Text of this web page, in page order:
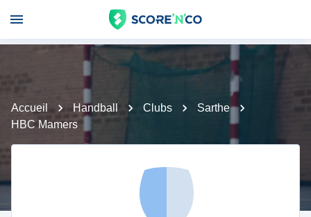
Accueil Handball Clubs
Sarthe
HBC Mamers